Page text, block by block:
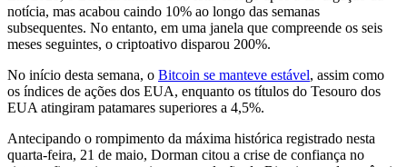
notícia, mas acabou caindo 10% ao longo das semanas
subsequentes. No entanto, em uma janela que compreende os seis
meses seguintes, o criptoativo disparou 200%.
No início desta semana, o Bitcoin se manteve estável, assim como
os índices de ações dos EUA, enquanto os títulos do Tesouro dos
EUA atingiram patamares superiores a 4,5%.
Antecipando o rompimento da máxima histórica registrado nesta
quarta-feira, 21 de maio, Dorman citou a crise de confiança no